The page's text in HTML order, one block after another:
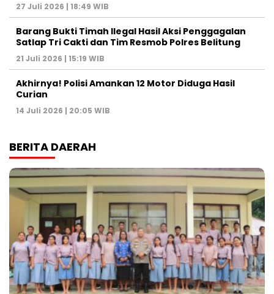
27 Juli 2026 | 18:49 WIB
Barang Bukti Timah Ilegal Hasil Aksi Penggagalan
Satlap Tri Cakti dan Tim Resmob Polres Belitung
21 Juli 2026 | 15:19 WIB
Akhirnya! Polisi Amankan 12 Motor Diduga Hasil
Curian
14 Juli 2026 | 20:05 WIB
BERITA DAERAH